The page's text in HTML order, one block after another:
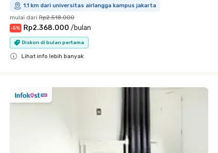
1.1 km dari universitas airlangga kampus jakarta
mulai dari Rp2.518.000
-5% Rp2.368.000 /bulan
Diskon di bulan pertama
Lihat info lebih banyak